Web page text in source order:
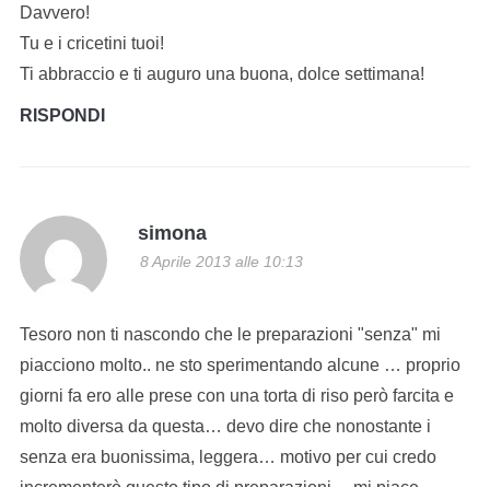
Davvero!
Tu e i cricetini tuoi!
Ti abbraccio e ti auguro una buona, dolce settimana!
RISPONDI
simona
8 Aprile 2013 alle 10:13
Tesoro non ti nascondo che le preparazioni "senza" mi
piacciono molto.. ne sto sperimentando alcune … proprio
giorni fa ero alle prese con una torta di riso però farcita e
molto diversa da questa… devo dire che nonostante i
senza era buonissima, leggera… motivo per cui credo